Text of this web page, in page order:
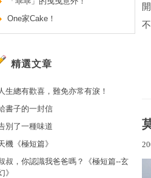
One家Cake！
精選文章
生總有歡喜，難免亦常有淚！
書子的一封信
別了一種味道
機《極短篇》
叔，你認識我爸爸嗎？《極短篇--玄
》